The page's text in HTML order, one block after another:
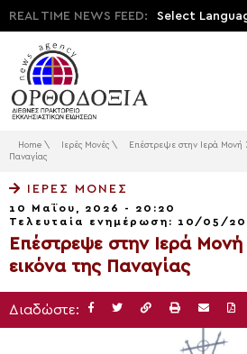
REAL TIME NEWS FEED: Select
Home \ Ιερές Μονές \
Επέστρεψε στην Ιερά Μονή
Παναγίας
ΙΕΡΈΣ ΜΟΝΈΣ
10 Μαΐου, 2026 - 20:20
Τελευταία ενημέρωση: 10/05/
Επέστρεψε στην Ιερά Μονή
εικόνα της Παναγίας
Διαδώστε: